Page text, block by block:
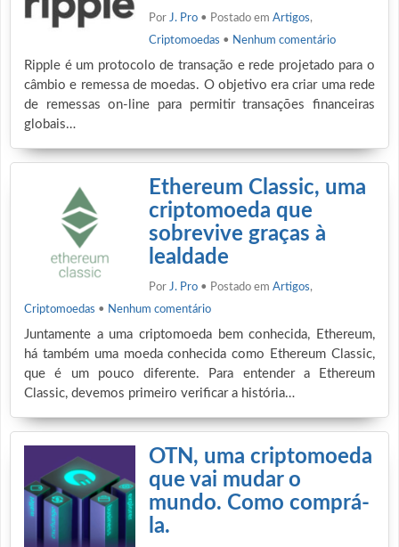
Por J. Pro • Postado em Artigos,
Criptomoedas • Nenhum comentário
Ripple é um protocolo de transação e rede projetado para o
câmbio e remessa de moedas. O objetivo era criar uma rede
de remessas on-line para permitir transações financeiras
globais…
Ethereum Classic, uma
criptomoeda que
sobrevive graças à
lealdade
Por J. Pro • Postado em Artigos,
Criptomoedas • Nenhum comentário
Juntamente a uma criptomoeda bem conhecida, Ethereum,
há também uma moeda conhecida como Ethereum Classic,
que é um pouco diferente. Para entender a Ethereum
Classic, devemos primeiro verificar a história…
OTN, uma criptomoeda
que vai mudar o
mundo. Como comprá-
la.